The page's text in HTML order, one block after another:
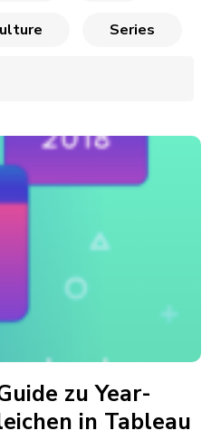
Series
zu Year-
in Tableau